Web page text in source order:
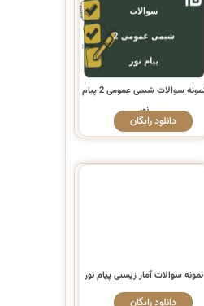
نمونه سوالات شیمی عمومی 2 پیام
نور
دانلود رایگان
نمونه سوالات آمار زیستی پیام نور
دانلود رایگان